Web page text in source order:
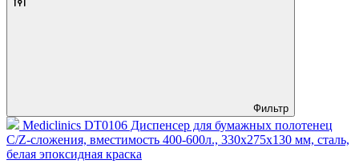
Фильтр
Mediclinics DT0106 Диспенсер для бумажных полотенец
С/Z-сложения, вместимость 400-600л., 330х275х130 мм, сталь,
белая эпоксидная краска